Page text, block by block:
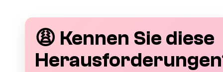
😩 Kennen Sie diese